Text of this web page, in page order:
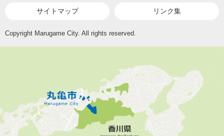
サイトマップ リンク集
Copyright Marugame City. All rights reserved.